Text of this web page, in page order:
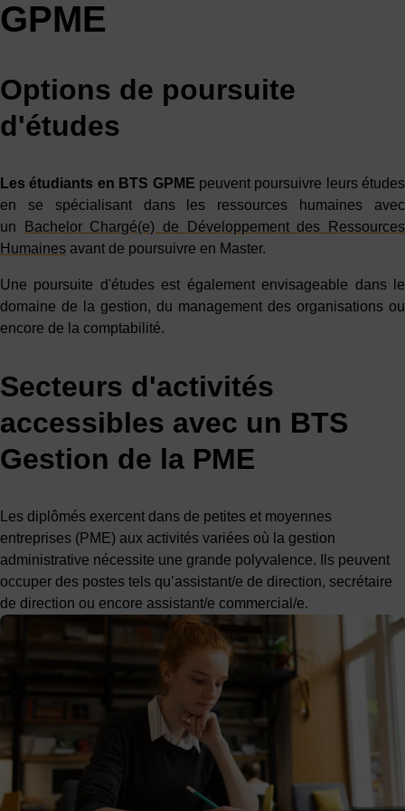
GPME
Options de poursuite
d'études
Les étudiants en BTS GPME peuvent poursuivre leurs études
en se spécialisant dans les ressources humaines avec
un
Bachelor Chargé(e) de Développement des Ressources
Humaines avant de poursuivre en Master.
Une poursuite d'études est également envisageable dans le
domaine de la gestion, du management des organisations ou
encore de la comptabilité.
Secteurs d'activités
accessibles avec un BTS
Gestion de la PME
Les diplômés exercent dans de petites et moyennes
entreprises (PME) aux activités variées où la gestion
administrative nécessite une grande polyvalence. Ils peuvent
occuper des postes tels qu’assistant/e de direction, secrétaire
de direction ou encore assistant/e commercial/e.